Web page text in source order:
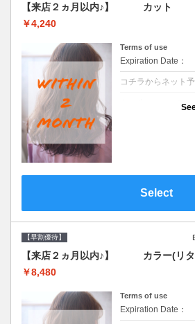
【来店２ヵ月以内♪】 カット
￥4,240
Terms of use
Expiration Date：
コチラからネット
Select
【早割優待】
【来店２ヵ月以内♪】 カラー(リ
￥8,480
Terms of use
Expiration Date：